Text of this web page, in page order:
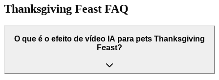
Thanksgiving Feast FAQ
O que é o efeito de vídeo IA para pets Thanksgiving
Feast?